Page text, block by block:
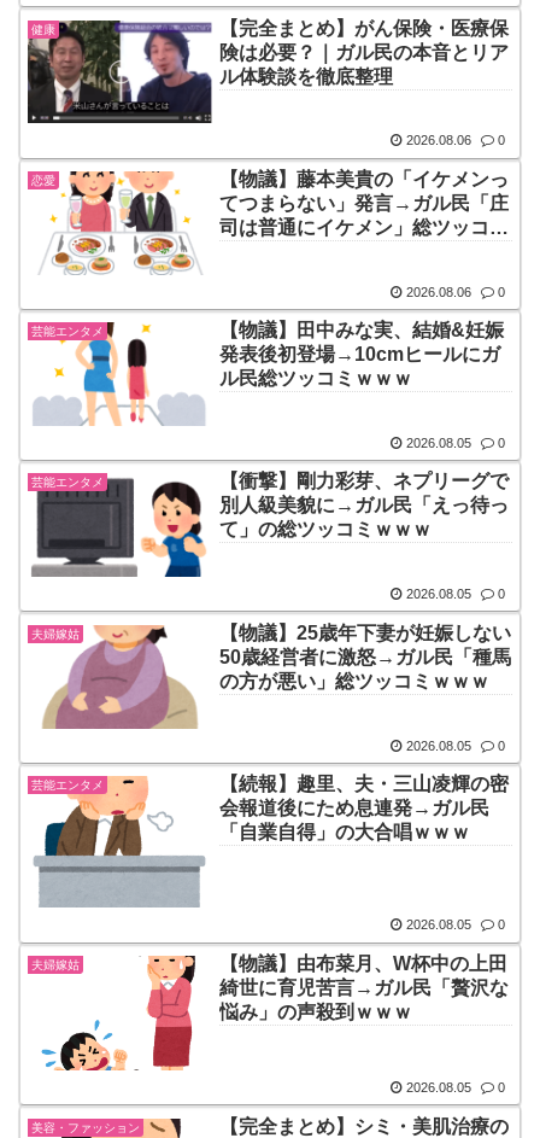
健康
【完全まとめ】がん保険・医療保
険は必要？｜ガル民の本音とリア
ル体験談を徹底整理
2026.08.06 0
恋愛
【物議】藤本美貴の「イケメンっ
てつまらない」発言→ガル民「庄
司は普通にイケメン」総ツッコミ
2026.08.06 0
芸能エンタメ
【物議】田中みな実、結婚&妊娠
発表後初登場→10cmヒールにガ
ル民総ツッコミｗｗｗ
2026.08.05 0
芸能エンタメ
【衝撃】剛力彩芽、ネプリーグで
別人級美貌に→ガル民「えっ待っ
て」の総ツッコミｗｗｗ
2026.08.05 0
夫婦嫁姑
【物議】25歳年下妻が妊娠しない
50歳経営者に激怒→ガル民「種馬
の方が悪い」総ツッコミｗｗｗ
2026.08.05 0
芸能エンタメ
【続報】趣里、夫・三山凌輝の密
会報道後にため息連発→ガル民
「自業自得」の大合唱ｗｗｗ
2026.08.05 0
夫婦嫁姑
【物議】由布菜月、W杯中の上田
綺世に育児苦言→ガル民「贅沢な
悩み」の声殺到ｗｗｗ
2026.08.05 0
美容・ファッション
【完全まとめ】シミ・美肌治療の